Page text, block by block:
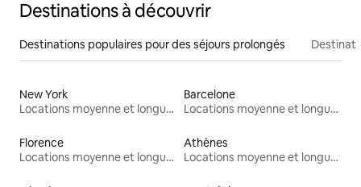
Destinations à découvrir
Destinations populaires pour des séjours prolongés
New York
Locations moyenne et longue durée
Barcelone
Locations moyenne et longue durée
Florence
Locations moyenne et longue durée
Athènes
Locations moyenne et longue durée